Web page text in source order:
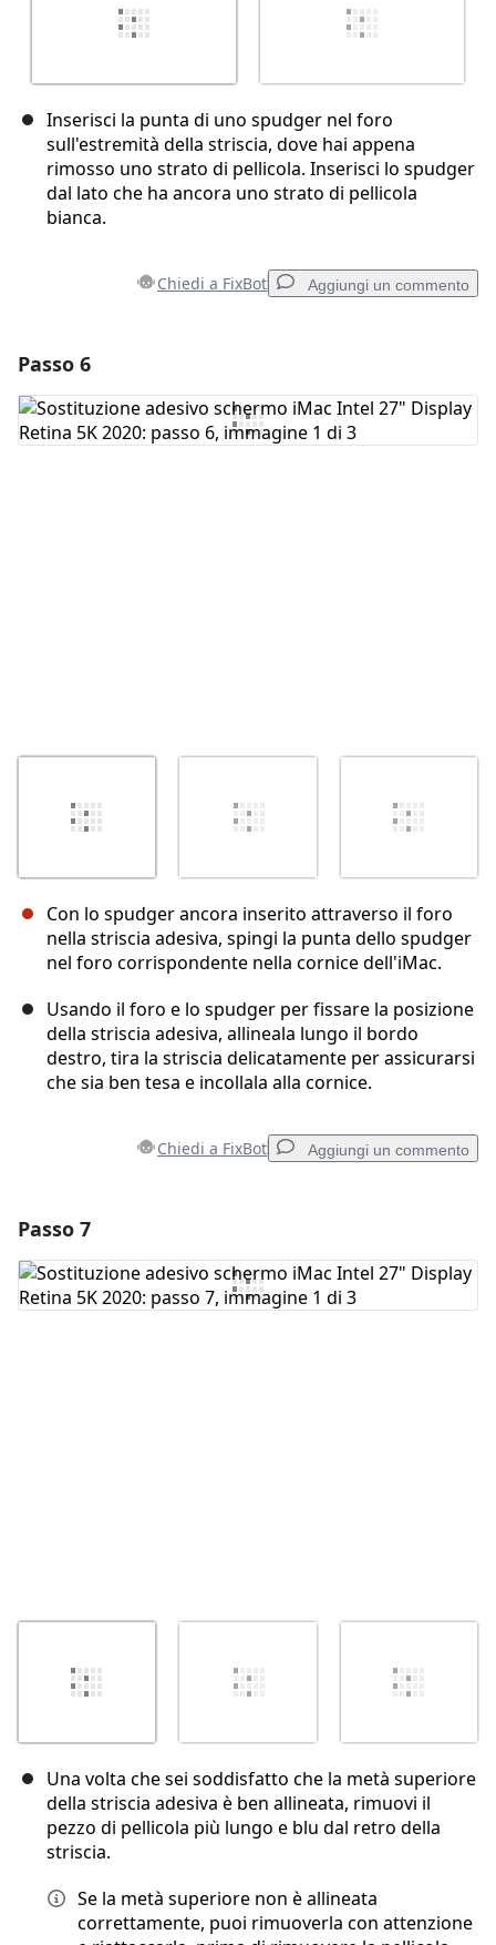
Inserisci la punta di uno spudger nel foro
sull'estremità della striscia, dove hai appena
rimosso uno strato di pellicola. Inserisci lo spudger
dal lato che ha ancora uno strato di pellicola
bianca.
Chiedi a FixBot Aggiungi un commento
Aggiungi Commento
Passo 6
Con lo spudger ancora inserito attraverso il foro
nella striscia adesiva, spingi la punta dello spudger
nel foro corrispondente nella cornice dell'iMac.
Usando il foro e lo spudger per fissare la posizione
della striscia adesiva, allineala lungo il bordo
destro, tira la striscia delicatamente per assicurarsi
che sia ben tesa e incollala alla cornice.
Chiedi a FixBot Aggiungi un commento
Aggiungi Commento
Passo 7
Una volta che sei soddisfatto che la metà superiore
della striscia adesiva è ben allineata, rimuovi il
pezzo di pellicola più lungo e blu dal retro della
striscia.
Se la metà superiore non è allineata
correttamente, puoi rimuoverla con attenzione